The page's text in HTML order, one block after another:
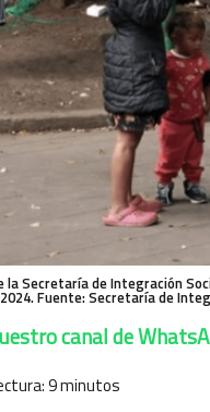
la Secretaría de Integración
Fuente: Secretaría de
canal de
9minutos